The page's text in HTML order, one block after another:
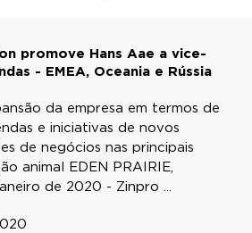
promove Hans Aae a vice-
- EMEA, Oceania e Rússia
da empresa em termos de
e iniciativas de novos
de negócios nas principais
animal EDEN PRAIRIE,
de 2020 - Zinpro ...